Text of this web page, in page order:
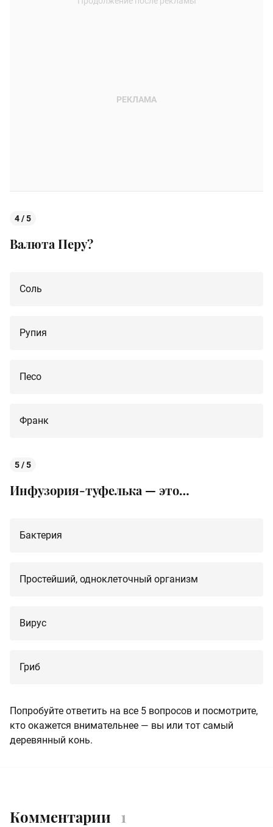
4 / 5
Валюта Перу?
Соль
Рупия
Песо
Франк
5 / 5
Инфузория-туфелька — это…
Бактерия
Простейший, одноклеточный организм
Вирус
Гриб
Попробуйте ответить на все 5 вопросов и посмотрите,
кто окажется внимательнее — вы или тот самый
деревянный конь.
Комментарии 1